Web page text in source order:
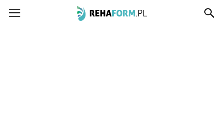
www.rehaform.pl